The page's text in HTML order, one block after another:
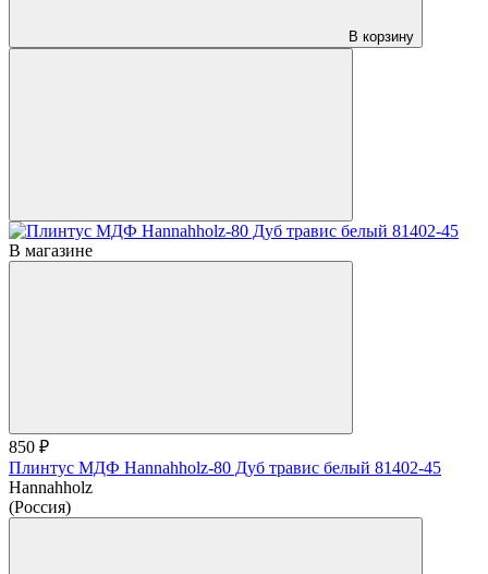
В корзину
В магазине
850 ₽
Плинтус МДФ Hannahholz-80 Дуб травис белый 81402-45
Hannahholz
(Россия)